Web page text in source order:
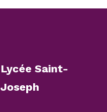
Lycée Saint-
Joseph